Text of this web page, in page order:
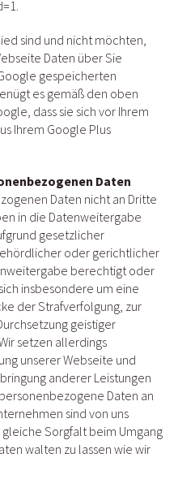
sind und nicht möchten,
Daten über Sie
gespeicherten
es gemäß den oben
dass sie sich vor Ihrem
Ihrem Google Plus
Daten
Daten nicht an Dritte
in die Datenweitergabe
gesetzlicher
oder gerichtlicher
berechtigt oder
insbesondere um eine
der Strafverfolgung, zur
geistiger
setzen allerdings
unserer Webseite und
anderer Leistungen
Daten an
sind von uns
Sorgfalt beim Umgang
walten zu lassen wie wir